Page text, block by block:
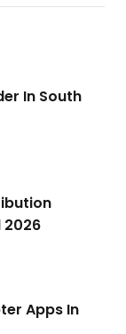
In South
2026
Apps In